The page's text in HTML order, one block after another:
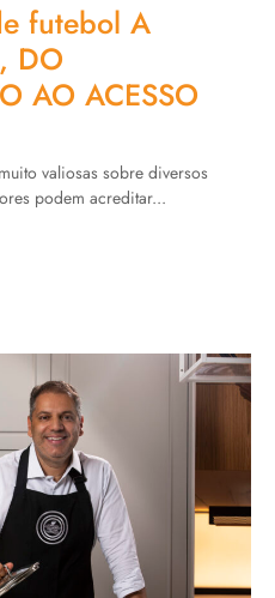
futebol A
DO
AO ACESSO
valiosas sobre diversos
podem acreditar...